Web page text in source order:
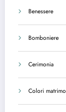
Benessere
Bomboniere
Cerimonia
Colori